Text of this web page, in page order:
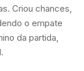
Criou chances,
o empate
da partida,